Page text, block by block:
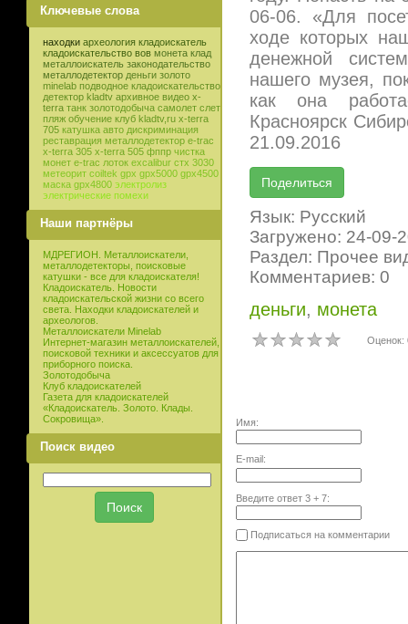
Ключевые слова
находки археология кладоискатель
кладоискательство вов монета клад
металлоискатель законодательство
металлодетектор деньги золото
minelab подводное кладоискательство
детектор kladtv архивное видео x-
terra танк золотодобыча самолет слет
пляж обучение клуб kladtv,ru x-terra
705 катушка авто дискриминация
реставрация металлодетектор e-trac
x-terra 305 x-terra 505 фппр чистка
монет e-trac лоток excalibur стх 3030
метеорит coiltek gpx gpx5000 gpx4500
маска gpx4800 электролиз
электрические помехи
Наши партнёры
МДРЕГИОН. Металлоискатели,
металлодетекторы, поисковые
катушки - все для кладоискателя!
Кладоискатель. Новости
кладоискательской жизни со всего
света. Находки кладоискателей и
археологов.
Металлоискатели Minelab
Интернет-магазин металлоискателей,
поисковой техники и аксессуатов для
приборного поиска.
Золотодобыча
Клуб кладоискателей
Газета для кладоискателей
«Кладоискатель. Золото. Клады.
Сокровища».
Поиск видео
06-06. «Для
ходе которых
денежной
нашего музея,
как она
Красноярск
21.09.2016
Язык: Русский
Загружено: 24-09-
Раздел: Прочее
Комментариев: 0
деньги, монета
Оценок:
Имя:
E-mail:
Введите ответ 3+ 7:
Подписаться на комментарии